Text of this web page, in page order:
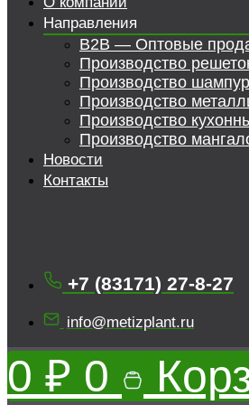
Направления
B2B — Оптовые
Производство
Производство
Производство
Производство
Производство
Новости
Контакты
+7 (83171) 27-8-27
info@metizplant.ru
0 ₽ 0